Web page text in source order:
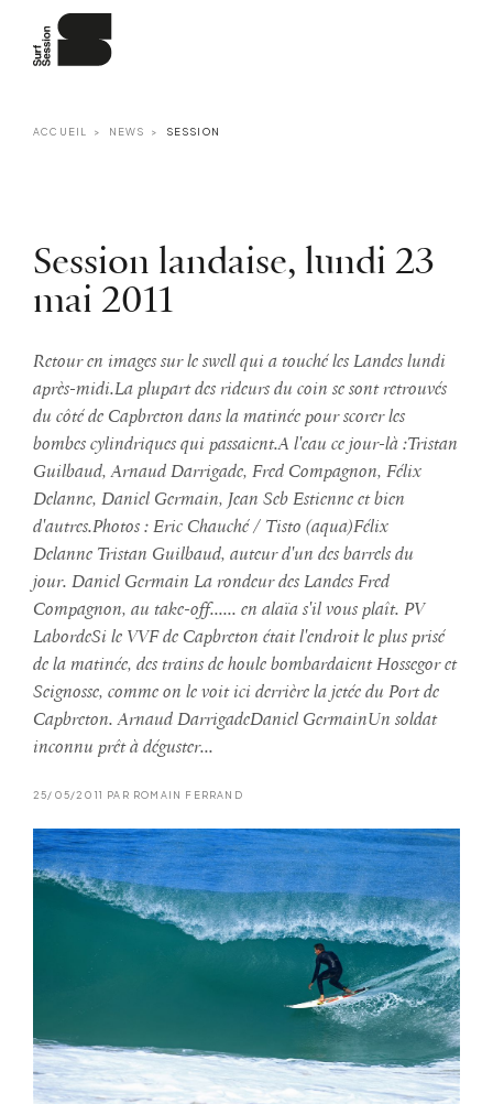
ACCUEIL NEWS SESSION
Session landaise, lundi 23
mai 2011
Retour en images sur le swell qui a touché les Landes lundi
après-midi.La plupart des rideurs du coin se sont retrouvés
du côté de Capbreton dans la matinée pour scorer les
bombes cylindriques qui passaient.A l'eau ce jour-là :Tristan
Guilbaud, Arnaud Darrigade, Fred Compagnon, Félix
Delanne, Daniel Germain, Jean Seb Estienne et bien
d'autres.Photos : Eric Chauché / Tisto (aqua)Félix
Delanne Tristan Guilbaud, auteur d'un des barrels du
jour. Daniel Germain La rondeur des Landes Fred
Compagnon, au take-off...... en alaïa s'il vous plaît. PV
LabordeSi le VVF de Capbreton était l'endroit le plus prisé
de la matinée, des trains de houle bombardaient Hossegor et
Seignosse, comme on le voit ici derrière la jetée du Port de
Capbreton. Arnaud DarrigadeDaniel GermainUn soldat
inconnu prêt à déguster...
25/05/2011 PAR ROMAIN FERRAND